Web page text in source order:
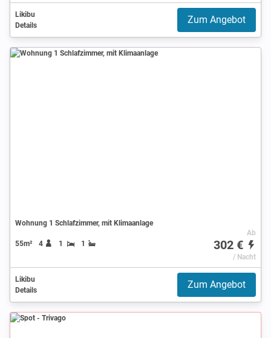
Likibu
Details
Zum Angebot
Wohnung 1 Schlafzimmer, mit Klimaanlage
55m² 4 1 1
Ab
302 €
/ Nacht
Likibu
Details
Zum Angebot
Spot